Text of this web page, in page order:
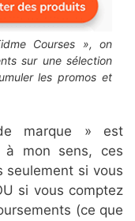
Courses », on
sur une sélection
les promos et
marque » est
à mon sens, ces
seulement si vous
si vous comptez
(ce que